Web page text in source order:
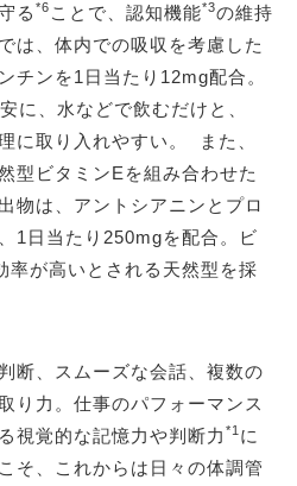
る *6 ことで、認知機能*3の維持
は、体内での吸収を考慮した
チンを1日当たり12mg配合。
に、水などで飲むだけと、
に取り入れやすい。 また、
型ビタミンEを組み合わせた
物は、アントシアニンとプロ
1日当たり250mgを配合。ビ
率が高いとされる天然型を採
断、スムーズな会話、複数の
り力。仕事のパフォーマンス
視覚的な記憶力や判断力 *1 に
そ、これからは日々の体調管